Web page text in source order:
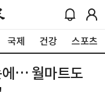
국제 건강 스포츠
에… 월마트도